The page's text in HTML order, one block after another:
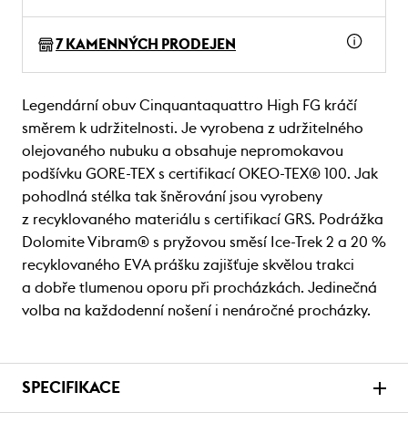
7 KAMENNÝCH PRODEJEN
Legendární obuv Cinquantaquattro High FG kráčí
směrem k udržitelnosti. Je vyrobena z udržitelného
olejovaného nubuku a obsahuje nepromokavou
podšívku GORE-TEX s certifikací OKEO-TEX® 100. Jak
pohodlná stélka tak šněrování jsou vyrobeny
z recyklovaného materiálu s certifikací GRS. Podrážka
Dolomite Vibram® s pryžovou směsí Ice-Trek 2 a 20 %
recyklovaného EVA prášku zajišťuje skvělou trakci
a dobře tlumenou oporu při procházkách. Jedinečná
volba na každodenní nošení i nenáročné procházky.
SPECIFIKACE